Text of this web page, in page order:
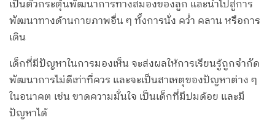
เป็นตัวกระตุ้นพัฒนาการทางสมองของลูก และนำไปสู่การ
พัฒนาทางด้านกายภาพอื่น ๆ ทั้งการนั่ง คว่ำ คลาน หรือการ
เดิน
เด็กที่มีปัญหาในการมองเห็น จะส่งผลให้การเรียนรู้ถูกจำกัด
พัฒนาการไม่ดีเท่าที่ควร และจะเป็นสาเหตุของปัญหาต่าง ๆ
ในอนาคต เช่น ขาดความมั่นใจ เป็นเด็กที่มีปมด้อย และมี
ปัญหาได้